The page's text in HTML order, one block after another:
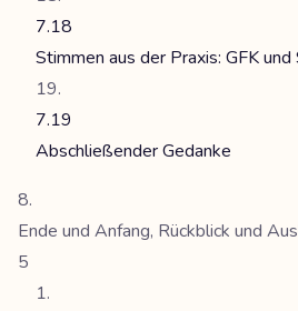
7.18
Stimmen aus der Praxis: GFK
7.19
Abschließender Gedanke
Ende und Anfang, Rückblick und
5